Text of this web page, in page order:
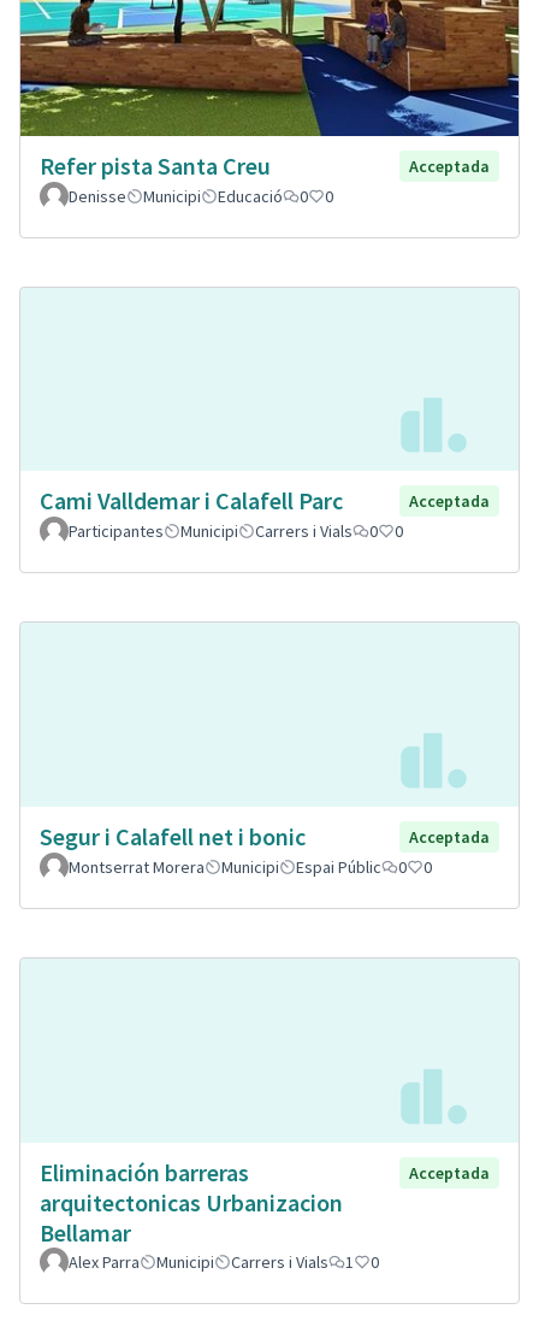
Refer pista Santa Creu
Acceptada
Denisse
Municipi Educació 0 0
Cami Valldemar i Calafell Parc
Acceptada
Participantes
Municipi Carrers i Vials 0 0
Segur i Calafell net i bonic
Acceptada
Montserrat Morera
Municipi Espai Públic 0 0
Eliminación barreras
arquitectonicas Urbanizacion
Bellamar
Acceptada
Alex Parra Municipi Carrers i Vials 1 0